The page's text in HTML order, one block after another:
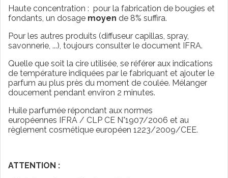
Haute concentration : pour la fabrication de bougies et
fondants, un dosage moyen de 8% suffira.
Pour les autres produits (diffuseur capillas, spray,
savonnerie, ...), toujours consulter le document IFRA.
Quelle que soit la cire utilisée, se référer aux indications
de température indiquées par le fabriquant et ajouter le
parfum au plus près du moment de coulée. Mélanger
doucement pendant environ 2 minutes.
Huile parfumée répondant aux normes
européennes IFRA / CLP CE N°1907/2006 et au
règlement cosmétique européen 1223/2009/CEE.
ATTENTION :